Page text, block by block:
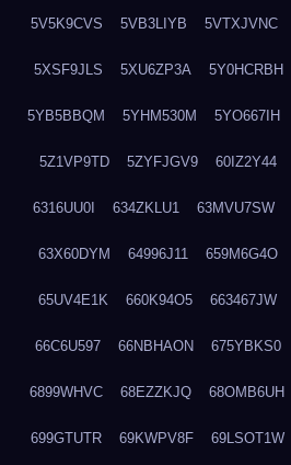
5V5K9CVS 5VB3LIYB 5VTXJVNC
5XSF9JLS 5XU6ZP3A 5Y0HCRBH
5YB5BBQM 5YHM530M 5YO667IH
5Z1VP9TD 5ZYFJGV9 60IZ2Y44
6316UU0I 634ZKLU1 63MVU7SW
63X60DYM 64996J11 659M6G4O
65UV4E1K 660K94O5 663467JW
66C6U597 66NBHAON 675YBKS0
6899WHVC 68EZZKJQ 68OMB6UH
699GTUTR 69KWPV8F 69LSOT1W